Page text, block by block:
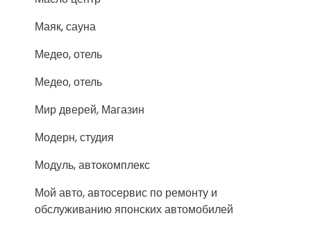
Маяк, сауна
Медео, отель
Медео, отель
Мир дверей, Магазин
Модерн, студия
Модуль, автокомплекс
Мой авто, автосервис по ремонту и
обслуживанию японских автомобилей